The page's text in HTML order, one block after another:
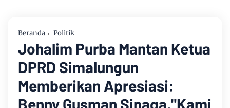
Beranda Politik
Johalim Purba Mantan Ketua
DPRD Simalungun
Memberikan Apresiasi:
Benny Gusman Sinaga,"Kami